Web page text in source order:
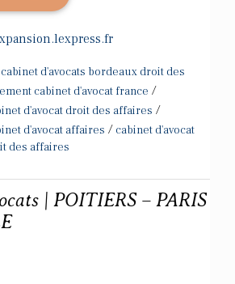
cabinet d'avocats bordeaux droit des
cabinet d'avocat france /
d'avocat droit des affaires /
d'avocat affaires / cabinet d'avocat
des affaires
| POITIERS – PARIS